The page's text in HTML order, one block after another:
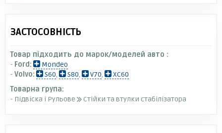
ЗАСТОСОВНІСТЬ
Товар підходить до марок/моделей авто :
- Ford:
Mondeo
- Volvo: S60, S80, V70,
XC60
Товарна група:
- Підвіска і Рульове
Стійки та втулки стабілізатора